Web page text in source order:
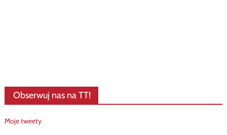
Obserwuj nas na TT!
Moje tweety